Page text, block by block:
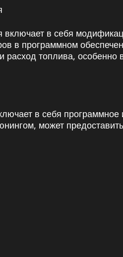
включает в себя
в программном
топлива, особенно
в себя
может